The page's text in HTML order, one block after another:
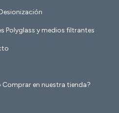
Polyglass y medios filtrantes
Comprar en nuestra tienda?